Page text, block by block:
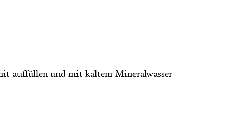
auffüllen und mit kaltem Mineralwasser